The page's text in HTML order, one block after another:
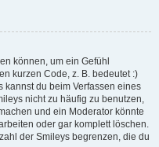
können, um ein Gefühl
kurzen Code, z. B. bedeutet :)
kannst du beim Verfassen eines
nicht zu häufig zu benutzen,
und ein Moderator könnte
oder gar komplett löschen.
der Smileys begrenzen, die du